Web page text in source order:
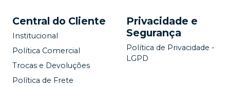
Central do Cliente
Institucional
Política Comercial
Trocas e Devoluções
Política de Frete
Privacidade e
Segurança
Política de Privacidade -
LGPD